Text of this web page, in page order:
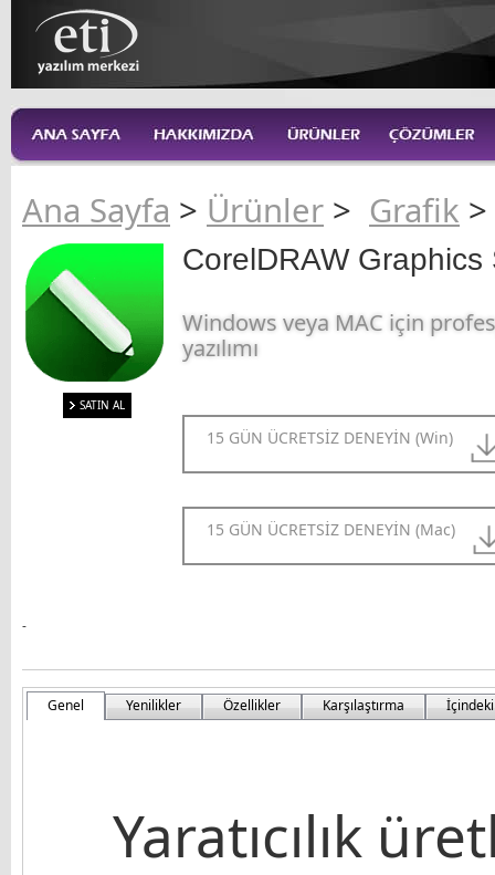
Ana Sayfa > Ürünler > Grafik
SATIN AL
CorelDRAW Graphics
Windows veya MAC için
yazılımı
15 GÜN ÜCRETSİZ DENEYİN (Win)
15 GÜN ÜCRETSİZ DENEYİN (Mac)
-
Genel Yenilikler Özellikler Karşılaştırma
Yaratıcılık